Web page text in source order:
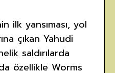
ilk yansıması, yol
çıkan Yahudi
saldırılarda
özellikle Worms